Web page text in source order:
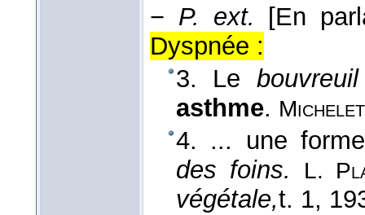
− P. ext.
[En
Dyspnée :
3. Le bouvreuil
asthme. Michelet
4. ... une
des foins.
L.
végétale,t. 1,